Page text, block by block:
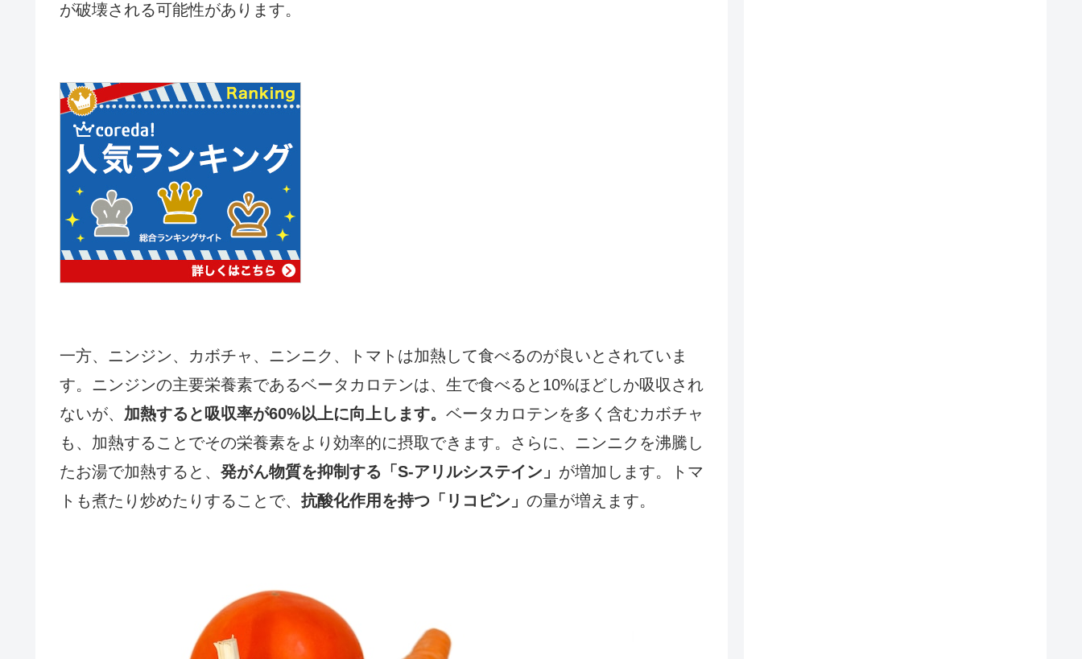
が破壊される可能性があります。
一方、ニンジン、カボチャ、ニンニク、トマトは加熱して食べるのが良いとされていま
す。ニンジンの主要栄養素であるベータカロテンは、生で食べると10%ほどしか吸収され
ないが、 加熱すると吸収率が60%以上に向上します。 ベータカロテンを多く含むカボチャ
も、加熱することでその栄養素をより効率的に摂取できます。さらに、ニンニクを沸騰し
たお湯で加熱すると、 発がん物質を抑制する「S-アリルシステイン」 が増加します。トマ
トも煮たり炒めたりすることで、 抗酸化作用を持つ「リコピン」 の量が増えます。